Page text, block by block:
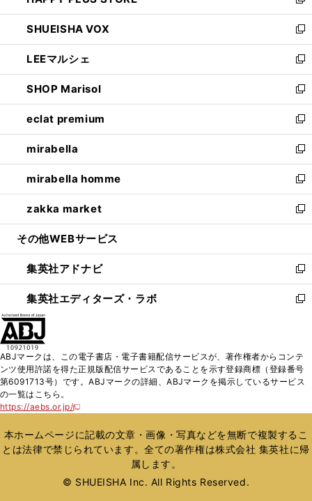
ウ
で
開
く
ン
ド
ウ
で
開
く
ウ
ィ
ン
ド
ウ
で
開
く
し
い
ウ
ィ
ン
ド
ウ
で
開
く
SHUEISHA VOX
新
し
い
ウ
ィ
ン
ド
ウ
で
開
く
LEEマルシェ
新
し
い
ウ
ィ
ン
ド
ウ
で
開
く
SHOP Marisol
新
し
い
ウ
ィ
ン
ド
ウ
で
開
eclat premium
新
し
い
ウ
ィ
ン
ド
ウ
開
く
mirabella
新
し
い
ウ
ィ
ン
ウ
で
開
く
mirabella homme
新
し
い
ウ
ン
ド
ウ
で
zakka market
新
し
ウ
ィ
ン
ド
く
その他WEBサービス
集英社アドナビ
新
し
い
ド
ウ
で
集英社エディターズ・ラボ
新
ィ
ン
ド
開
く
ABJマークは、この電子書店・電子書籍配信サービスが、著作権者からコンテ
ンツ使用許諾を得た正規版配信サービスであることを示す登録商標（登録番号
第6091713号）です。ABJマークの詳細、ABJマークを掲示しているサービス
の一覧はこちら。
https://aebs.or.jp/
新
い
ウ
ィ
ウ
本ホームページに記載の文章・画像・写真などを無断で複製するこ
とは法律で禁じられています。全ての著作権は株式会社 集英社に帰
属します。
© SHUEISHA Inc. All Rights Reserved.